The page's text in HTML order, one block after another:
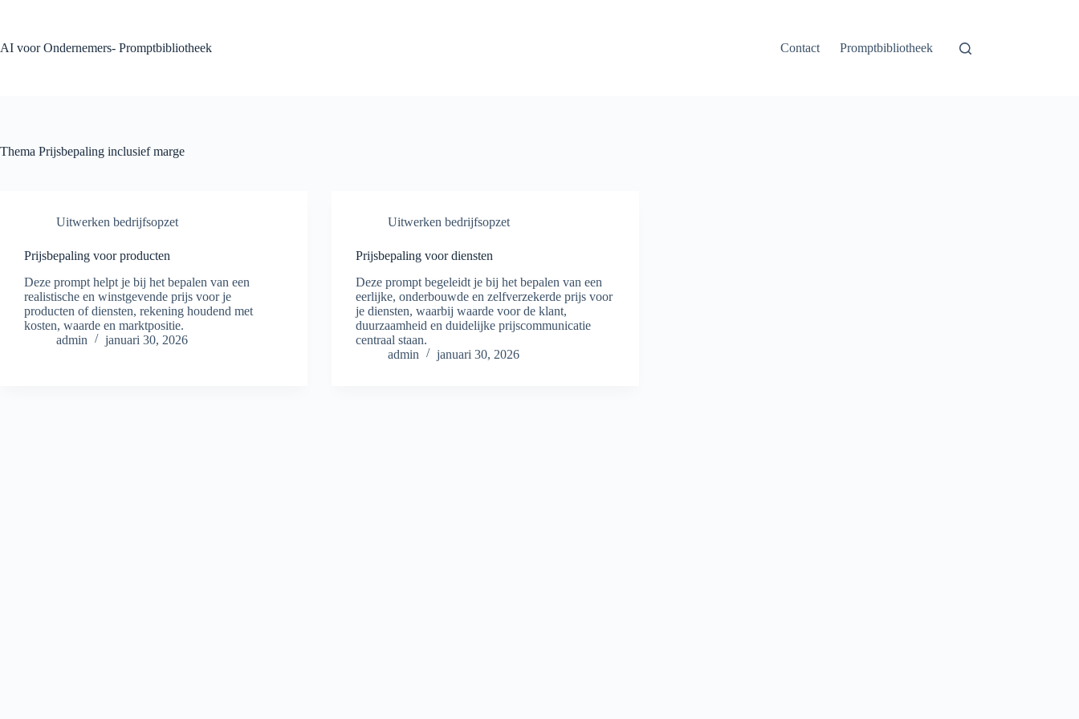
inhoud
AI voor Ondernemers- Promptbibliotheek Contact Promptbibliotheek
Thema Prijsbepaling inclusief marge
Uitwerken bedrijfsopzet
Prijsbepaling voor producten
Deze prompt helpt je bij het bepalen van een
realistische en winstgevende prijs voor je
producten of diensten, rekening houdend met
kosten, waarde en marktpositie.
admin
januari 30, 2026
Uitwerken bedrijfsopzet
Prijsbepaling voor diensten
Deze prompt begeleidt je bij het bepalen van een
eerlijke, onderbouwde en zelfverzekerde prijs voor
je diensten, waarbij waarde voor de klant,
duurzaamheid en duidelijke prijscommunicatie
centraal staan.
admin
januari 30, 2026